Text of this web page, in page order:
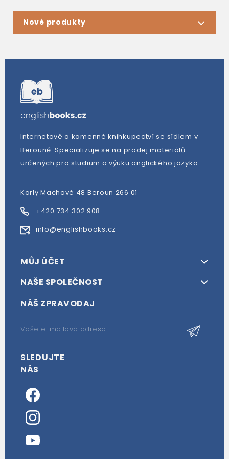
Nové produkty
Internetové a kamenné knihkupectví se sídlem v
Berouně. Specializuje se na prodej materiálů
určených pro studium a výuku anglického jazyka.
Karly Machové 48 Beroun 266 01
+420 734 302 908
info@englishbooks.cz
MŮJ ÚČET
NAŠE SPOLEČNOST
NÁŠ ZPRAVODAJ
SLEDUJTE
NÁS